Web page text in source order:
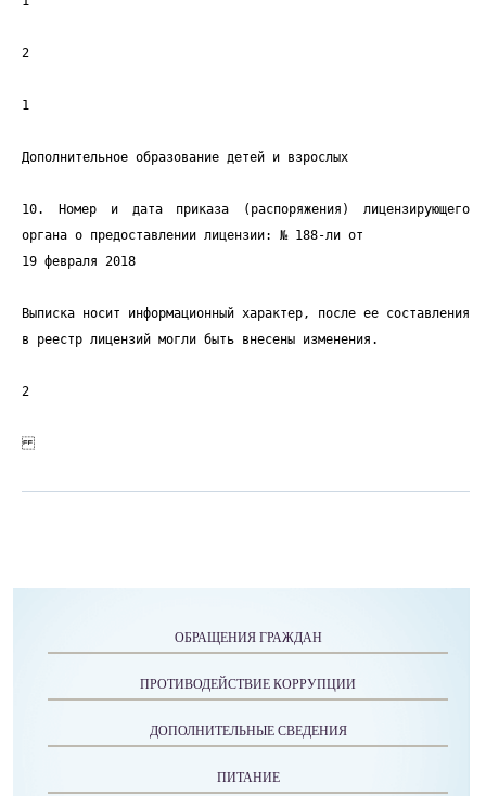
2
1
Дополнительное образование детей и взрослых
10. Номер и дата приказа (распоряжения) лицензирующего
органа о предоставлении лицензии: № 188-ли от
19 февраля 2018
Выписка носит информационный характер, после ее составления
в реестр лицензий могли быть внесены изменения.
2
ОБРАЩЕНИЯ ГРАЖДАН
ПРОТИВОДЕЙСТВИЕ КОРРУПЦИИ
ДОПОЛНИТЕЛЬНЫЕ СВЕДЕНИЯ
ПИТАНИЕ